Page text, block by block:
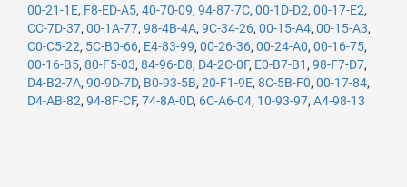
00-21-1E, F8-ED-A5, 40-70-09, 94-87-7C, 00-1D-D2, 00-17-E2,
CC-7D-37, 00-1A-77, 98-4B-4A, 9C-34-26, 00-15-A4, 00-15-A3,
C0-C5-22, 5C-B0-66, E4-83-99, 00-26-36, 00-24-A0, 00-16-75,
00-16-B5, 80-F5-03, 84-96-D8, D4-2C-0F, E0-B7-B1 , 98-F7-D7,
D4-B2-7A, 90-9D-7D, B0-93-5B, 20-F1-9E, 8C-5B-F0, 00-17-84,
D4-AB-82, 94-8F-CF, 74-8A-0D, 6C-A6-04, 10-93-97, A4-98-13